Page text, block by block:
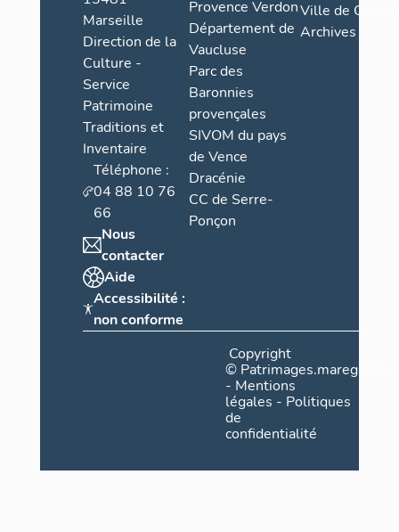
Marseille
Direction de la
Culture -
Service
Patrimoine
Traditions et
Inventaire
Téléphone :
04 88 10 76
66
Nous
contacter
Aide
Accessibilité :
non conforme
Provence Verdon
Département de
Vaucluse
Parc des
Baronnies
provençales
SIVOM du pays
de Vence
Dracénie
CC de Serre-
Ponçon
Ville de
Archives
Copyright
©
- Mentions
légales - Politiques
de
confidentialité